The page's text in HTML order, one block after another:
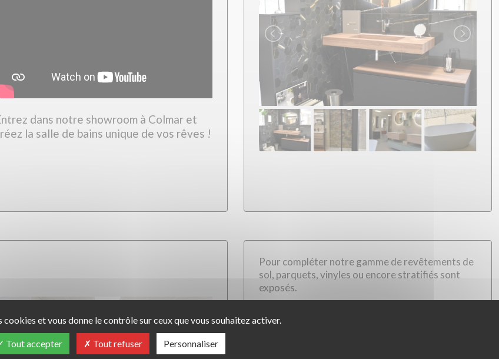
dans notre showroom à Colmar et
la salle de bains unique de vos rêves !
Pour compléter notre gamme de revêtements de
sol, parquets, vinyles ou encore stratifiés sont
exposés.
que nos équipes vous aideront à imaginer et à
cookies et vous donne le contrôle sur ceux que vous souhaitez activer.
Tout accepter Tout refuser Personnaliser